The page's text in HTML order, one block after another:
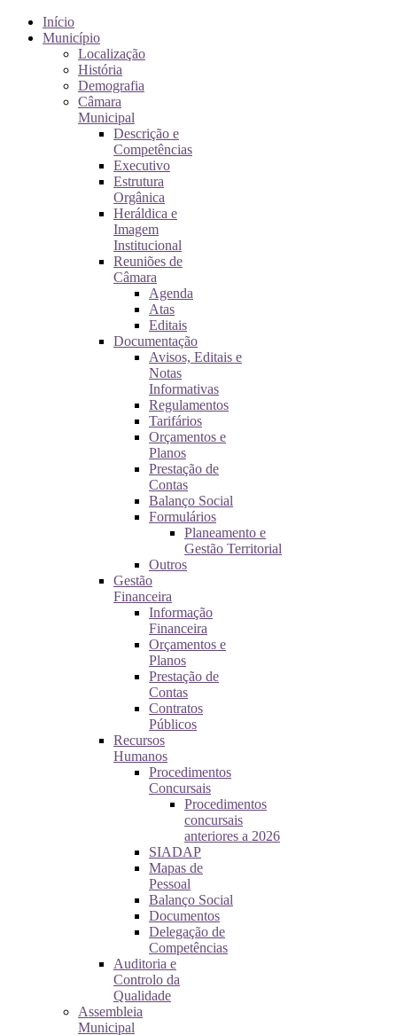
Início
Município
Localização
História
Demografia
Câmara
Municipal
Descrição e
Competências
Executivo
Estrutura
Orgânica
Heráldica e
Imagem
Institucional
Reuniões de
Câmara
Agenda
Atas
Editais
Documentação
Avisos, Editais e
Notas
Informativas
Regulamentos
Tarifários
Orçamentos e
Planos
Prestação de
Contas
Balanço Social
Formulários
Planeamento e
Gestão Territorial
Outros
Gestão
Financeira
Informação
Financeira
Orçamentos e
Planos
Prestação de
Contas
Contratos
Públicos
Recursos
Humanos
Procedimentos
Concursais
Procedimentos
concursais
anteriores a 2026
SIADAP
Mapas de
Pessoal
Balanço Social
Documentos
Delegação de
Competências
Auditoria e
Controlo da
Qualidade
Assembleia
Municipal